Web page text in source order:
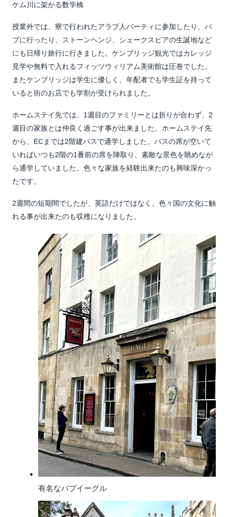
ケム川に架かる数学橋
授業外では、寮で行われたアラブ人パーティに参加したり、パ
ブに行ったり、ストーンヘンジ、シェークスピアの生誕地など
にも日帰り旅行に行きました。ケンブリッジ観光ではカレッジ
見学や無料で入れるフィッツウィリアム美術館は圧巻でした。
またケンブリッジは学生に優しく、年配者でも学生証を持って
いると街のお店でも学割が受けられました。
ホームステイ先では、1週目のファミリーとは折りが合わず、2
週目の家族とは仲良く過ごす事が出来ました。ホームステイ先
から、ECまでは2階建バスで通学しました。バスの席が空いて
いればいつも2階の1番前の席を陣取り、素敵な景色を眺めなが
ら通学していました。色々な家族を経験出来たのも興味深かっ
たです。
2週間の短期間でしたが、英語だけではなく、色々国の文化に触
れる事が出来たのも収穫になりました。
有名なパブイーグル